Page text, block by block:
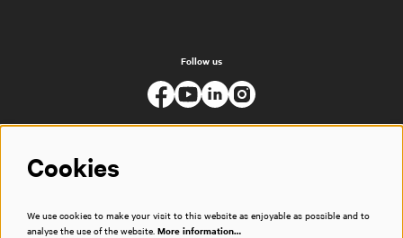
Follow us
Cookies
We use cookies to make your visit to this website as enjoyable as possible and to
analyse the use of the website. More information…